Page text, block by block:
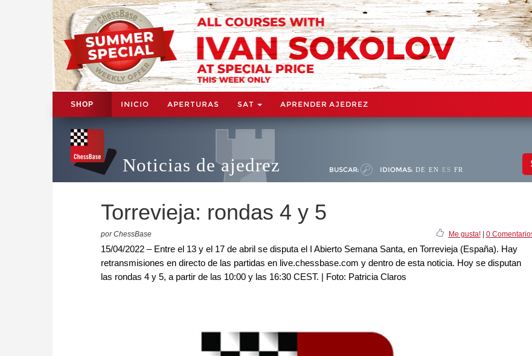
SHOP INICIO APERTURAS SAT APRENDER AJEDREZ
Noticias de ajedrez BUSCAR: IDIOMAS: DE EN ES FR
Torrevieja: rondas 4 y 5
por ChessBase Me gusta!| 0
15/04/2022 – Entre el 13 y el 17 de abril se disputa el I Abierto Semana Santa, en Torrevieja (España). Hay
retransmisiones en directo de las partidas en live.chessbase.com y dentro de esta noticia. Hoy se disputan
las rondas 4 y 5, a partir de las 10:00 y las 16:30 CEST. | Foto: Patricia Claros